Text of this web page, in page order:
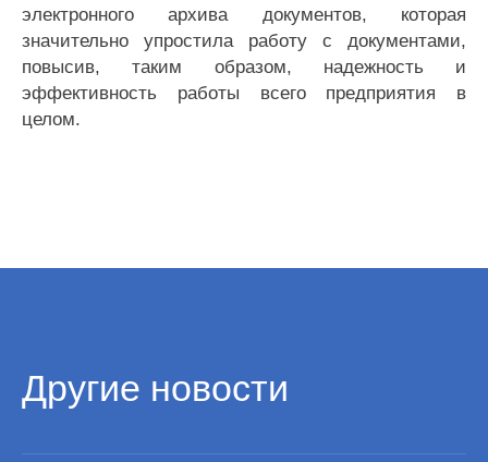
электронного архива документов, которая
значительно упростила работу с документами,
повысив, таким образом, надежность и
эффективность работы всего предприятия в
целом.
Другие новости